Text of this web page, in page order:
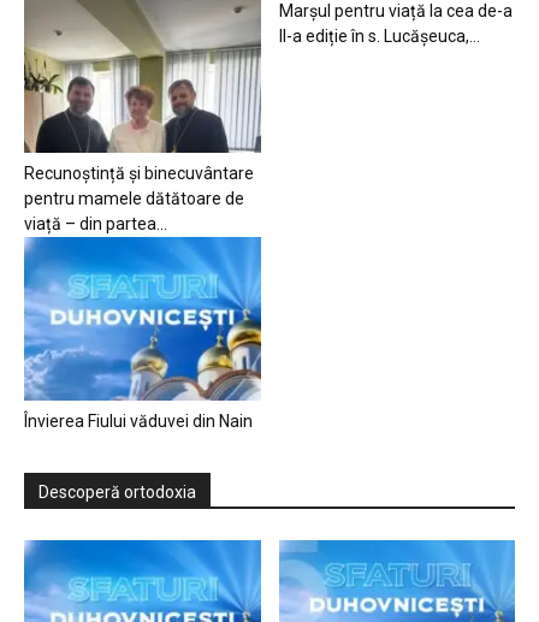
Recunoștință și binecuvântare
pentru mamele dătătoare de
viață – din partea...
Marșul pentru viață la cea de-a
II-a ediție în s. Lucășeuca,...
Învierea Fiului văduvei din Nain
Descoperă ortodoxia